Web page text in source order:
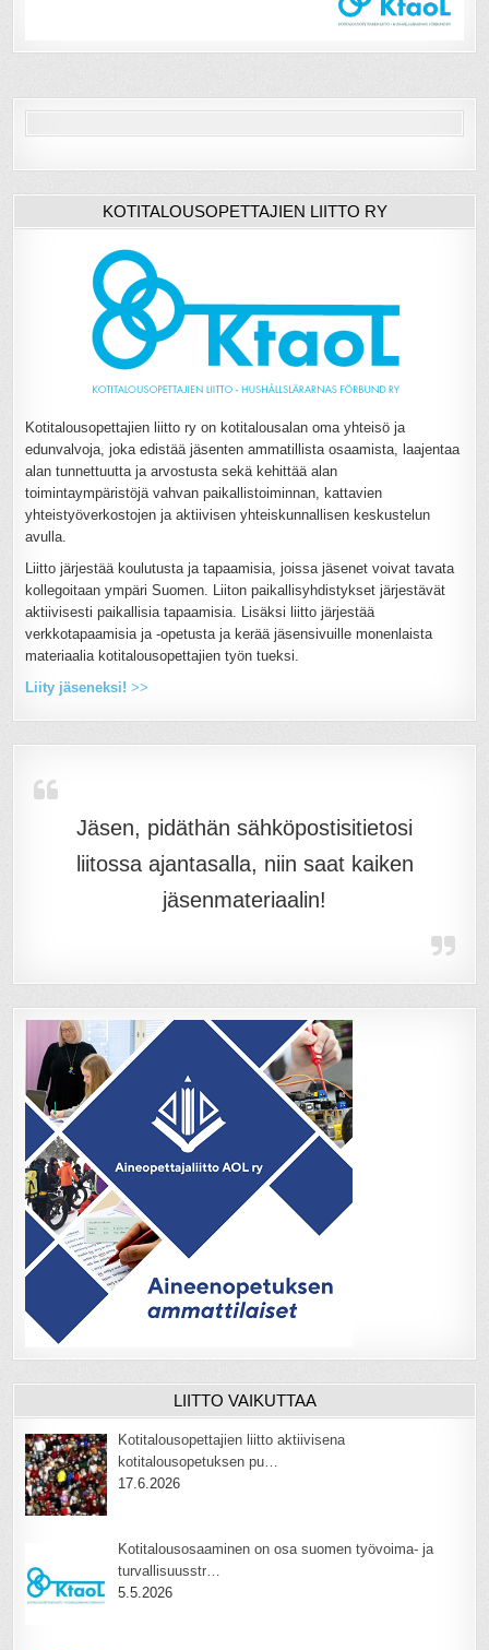
KOTITALOUSOPETTAJIEN LIITTO RY
Kotitalousopettajien liitto ry on kotitalousalan oma yhteisö ja
edunvalvoja, joka edistää jäsenten ammatillista osaamista, laajentaa
alan tunnettuutta ja arvostusta sekä kehittää alan
toimintaympäristöjä vahvan paikallistoiminnan, kattavien
yhteistyöverkostojen ja aktiivisen yhteiskunnallisen keskustelun
avulla.
Liitto järjestää koulutusta ja tapaamisia, joissa jäsenet voivat tavata
kollegoitaan ympäri Suomen. Liiton paikallisyhdistykset järjestävät
aktiivisesti paikallisia tapaamisia. Lisäksi liitto järjestää
verkkotapaamisia ja -opetusta ja kerää jäsensivuille monenlaista
materiaalia kotitalousopettajien työn tueksi.
Liity jäseneksi! >>
Jäsen, pidäthän sähköpostisitietosi
liitossa ajantasalla, niin saat kaiken
jäsenmateriaalin!
LIITTO VAIKUTTAA
Kotitalousopettajien liitto aktiivisena
kotitalousopetuksen pu…
17.6.2026
Kotitalousosaaminen on osa suomen työvoima- ja
turvallisuusstr…
5.5.2026